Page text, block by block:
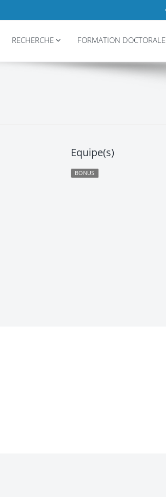
RECHERCHE FORMATION DOCTORALE
Equipe(s)
BONUS